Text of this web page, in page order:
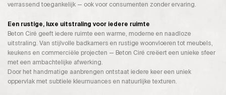
verrassend toegankelijk — ook voor consumenten zonder ervaring.
Een rustige, luxe uitstraling voor iedere ruimte
Beton Ciré geeft iedere ruimte een warme, moderne en naadloze
uitstraling. Van stijlvolle badkamers en rustige woonvloeren tot meubels,
keukens en commerciële projecten — Beton Ciré creëert een unieke sfeer
met een ambachtelijke afwerking.
Door het handmatige aanbrengen ontstaat iedere keer een uniek
oppervlak met subtiele kleurnuances en natuurlijke texturen.